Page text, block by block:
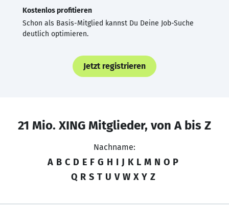
Kostenlos profitieren
Schon als Basis-Mitglied kannst Du Deine Job-Suche
deutlich optimieren.
Jetzt registrieren
21 Mio. XING Mitglieder, von A bis Z
Nachname:
A B C D E F G H I J K L M N O P
Q R S T U V W X Y Z